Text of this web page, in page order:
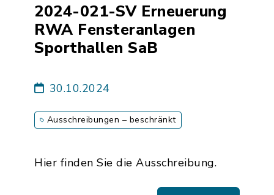
2024-021-SV Erneuerung
RWA Fensteranlagen
Sporthallen SaB
30.10.2024
Ausschreibungen – beschränkt
Hier finden Sie die Ausschreibung.